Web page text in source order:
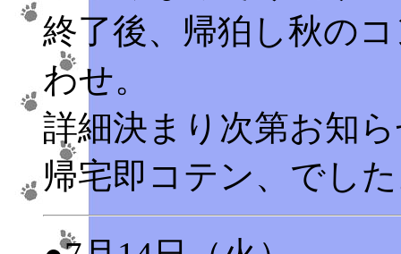
終了後、帰狛し秋の
わせ。
詳細決まり次第お知
帰宅即コテン、でし